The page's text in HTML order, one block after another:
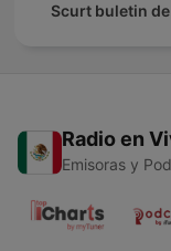
Scurt buletin
Radio en
Emisoras y